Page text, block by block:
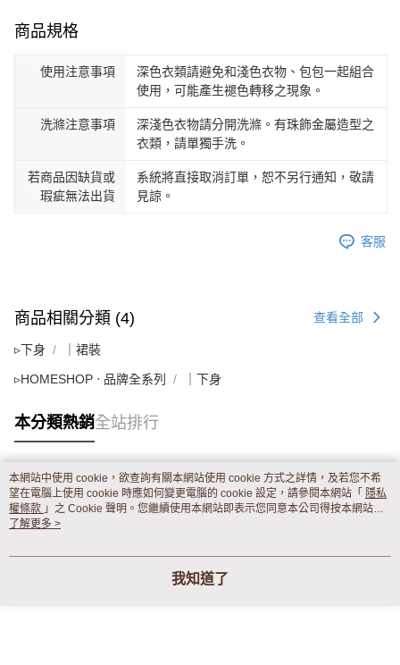
商品規格
使用注意事項
深色衣類請避免和淺色衣物、包包一起組合
使用，可能產生褪色轉移之現象。
洗滌注意事項
深淺色衣物請分開洗滌。有珠飾金屬造型之
衣類，請單獨手洗。
若商品因缺貨或
瑕疵無法出貨
系統將直接取消訂單，恕不另行通知，敬請
見諒。
客服
商品相關分類 (4) 查看全部
▹下身 ｜裙裝
▹HOMESHOP ‧ 品牌全系列 ｜下身
本分類熱銷全站排行
熱門標籤
本網站中使用 cookie，欲查詢有關本網站使用 cookie 方式之詳情，及若您不希
望在電腦上使用 cookie 時應如何變更電腦的 cookie 設定，請參閱本網站「 隱私
權條款 」之 Cookie 聲明。您繼續使用本網站即表示您同意本公司得按本網站使
用條款之 Cookie 聲明使用 cookie。
了解更多 >
我知道了